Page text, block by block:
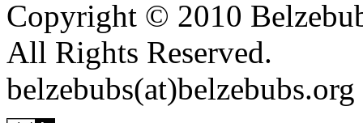
Copyright © 2010
All Rights Reserved.
belzebubs(at)belzebubs.org